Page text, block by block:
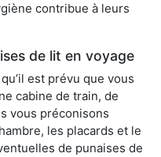
contribue à leurs
de lit en voyage
est prévu que vous
cabine de train, de
vous préconisons
les placards et le
de punaises de